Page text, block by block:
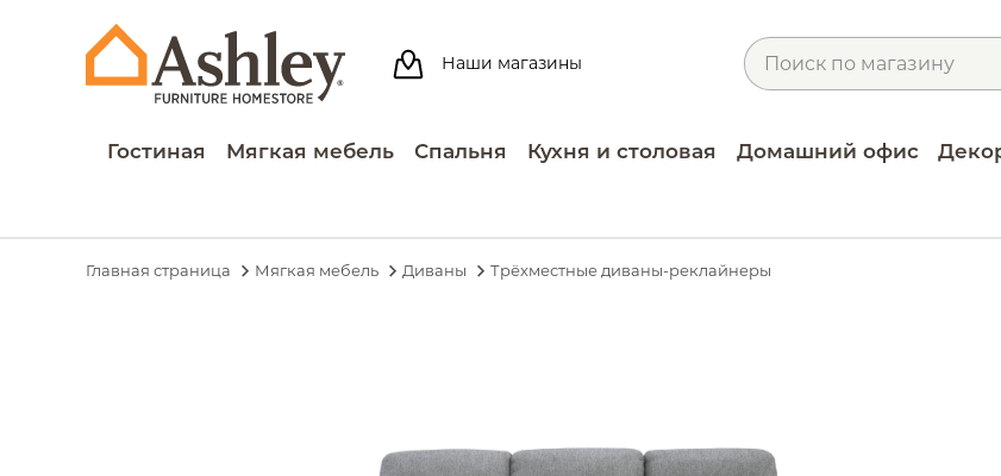
Наши магазины
Гостиная Мягкая мебель Спальня Кухня и столовая Домашний офис
Главная страница Мягкая мебель Диваны Трёхместные диваны-реклайнеры